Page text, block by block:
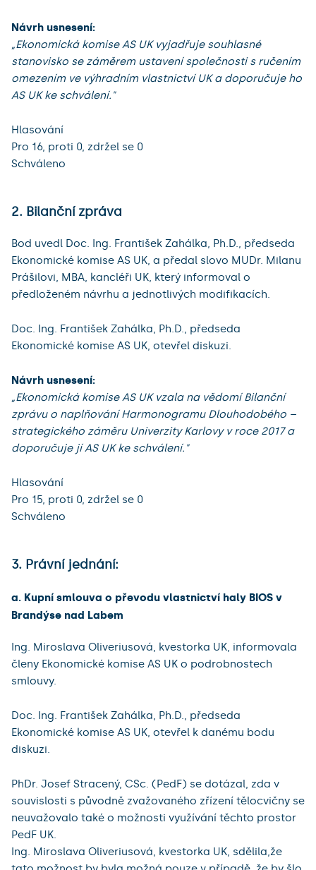
Návrh usnesení:
„Ekonomická komise AS UK vyjadřuje souhlasné
stanovisko se záměrem ustavení společnosti s ručením
omezením ve výhradním vlastnictví UK a doporučuje ho
AS UK ke schválení."
Hlasování
Pro 16, proti 0, zdržel se 0
Schváleno
2. Bilanční zpráva
Bod uvedl Doc. Ing. František Zahálka, Ph.D., předseda
Ekonomické komise AS UK, a předal slovo MUDr. Milanu
Prášilovi, MBA, kancléři UK, který informoval o
předloženém návrhu a jednotlivých modifikacích.
Doc. Ing. František Zahálka, Ph.D., předseda
Ekonomické komise AS UK, otevřel diskuzi.
Návrh usnesení:
„Ekonomická komise AS UK vzala na vědomí Bilanční
zprávu o naplňování Harmonogramu Dlouhodobého –
strategického záměru Univerzity Karlovy v roce 2017 a
doporučuje jí AS UK ke schválení."
Hlasování
Pro 15, proti 0, zdržel se 0
Schváleno
3. Právní jednání:
a. Kupní smlouva o převodu vlastnictví haly BIOS v
Brandýse nad Labem
Ing. Miroslava Oliveriusová, kvestorka UK, informovala
členy Ekonomické komise AS UK o podrobnostech
smlouvy.
Doc. Ing. František Zahálka, Ph.D., předseda
Ekonomické komise AS UK, otevřel k danému bodu
diskuzi.
PhDr. Josef Stracený, CSc. (PedF) se dotázal, zda v
souvislosti s původně zvažovaného zřízení tělocvičny se
neuvažovalo také o možnosti využívání těchto prostor
PedF UK.
Ing. Miroslava Oliveriusová, kvestorka UK, sdělila,že